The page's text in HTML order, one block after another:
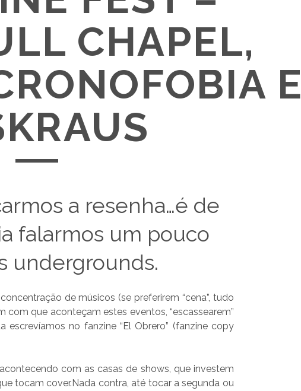
CHAPEL,
E
a resenha…é de
falarmos um pouco
undergrounds.
de músicos (se preferirem “cena”, tudo
com que aconteçam estes eventos, “escassearem”
escrevíamos no fanzine “El Obrero” (fanzine copy
com as casas de shows, que investem
tocam cover.Nada contra, até tocar a segunda ou